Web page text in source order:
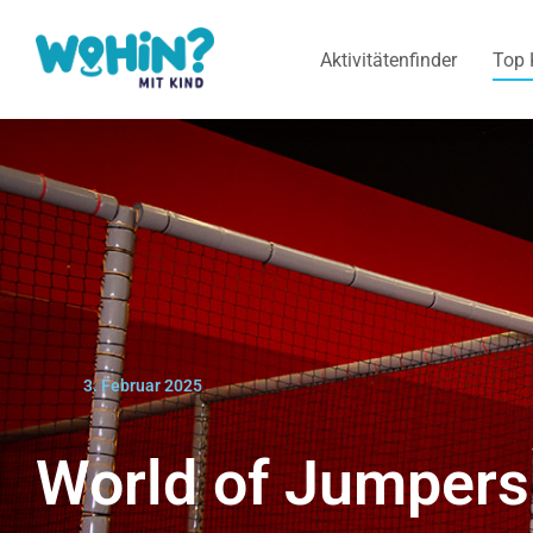
Aktivitätenfinder Top
3. Februar 2025
World of